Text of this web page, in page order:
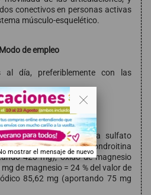
conectivos en personas activas
músculo-esquelético.
Modo de empleo
al día, preferiblemente con las
Composición
1,2 g, glucosamina sulfato
mg de glucosamina), condroitina
420 mg), óxido de magnesio
de magnesio = 24 % del valor de
85,62 mg (aportando 75 mg
.
mostrar el mensaje de nuevo